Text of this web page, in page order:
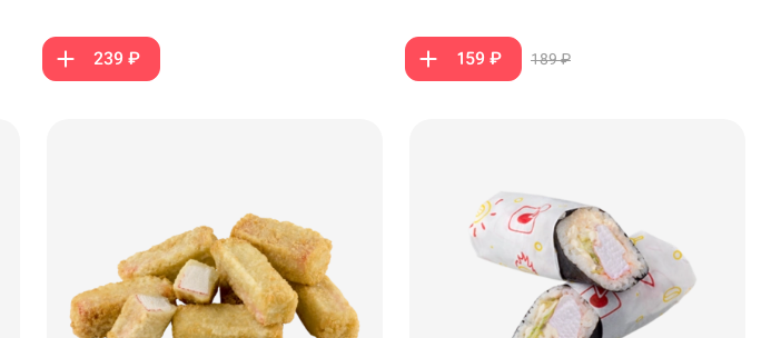
239 ₽ 159 ₽ 189 ₽